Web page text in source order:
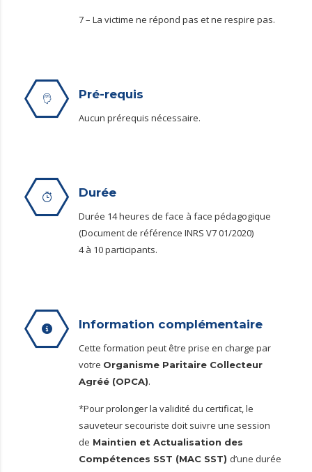
7 – La victime ne répond pas et ne respire pas.
Pré-requis
Aucun prérequis nécessaire.
Durée
Durée 14 heures de face à face pédagogique
(Document de référence INRS V7 01/2020)
4 à 10 participants.
Information complémentaire
Cette formation peut être prise en charge par
votre Organisme Paritaire Collecteur
Agréé (OPCA).
*Pour prolonger la validité du certificat, le
sauveteur secouriste doit suivre une session
de Maintien et Actualisation des
Compétences SST (MAC SST) d’une durée